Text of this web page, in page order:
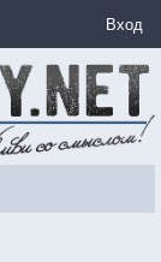
Вход